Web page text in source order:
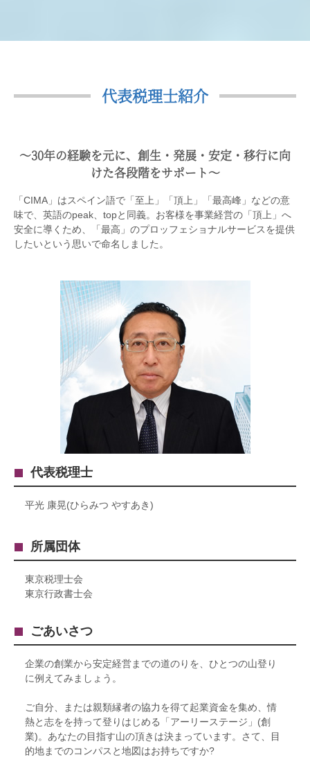
代表税理士紹介
〜30年の経験を元に、創生・発展・安定・移行に向
けた各段階をサポート〜
「CIMA」はスペイン語で「至上」「頂上」「最高峰」などの意
味で、英語のpeak、topと同義。お客様を事業経営の「頂上」へ
安全に導くため、「最高」のプロッフェショナルサービスを提供
したいという思いで命名しました。
代表税理士
平光 康晃(ひらみつ やすあき)
所属団体
東京税理士会
東京行政書士会
ごあいさつ
企業の創業から安定経営までの道のりを、ひとつの山登り
に例えてみましょう。
ご自分、または親類縁者の協力を得て起業資金を集め、情
熱と志をを持って登りはじめる「アーリーステージ」(創
業)。あなたの目指す山の頂きは決まっています。さて、目
的地までのコンパスと地図はお持ちですか?